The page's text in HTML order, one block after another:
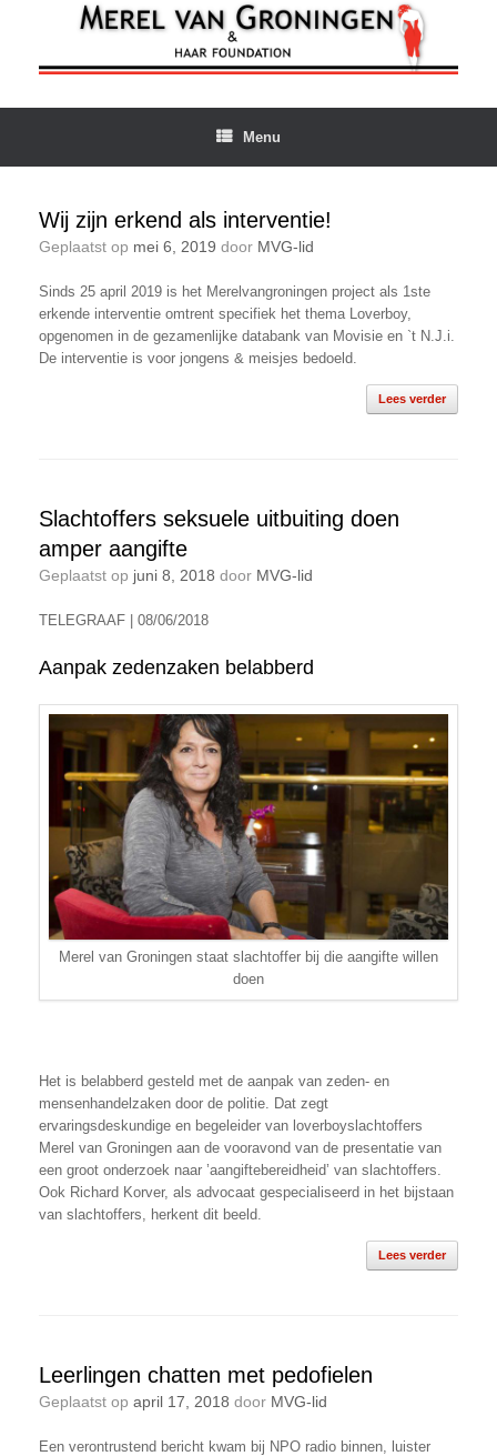
inhoud
Menu
Wij zijn erkend als interventie!
Geplaatst op mei 6, 2019 door MVG-lid
Sinds 25 april 2019 is het Merelvangroningen project als 1ste
erkende interventie omtrent specifiek het thema Loverboy,
opgenomen in de gezamenlijke databank van Movisie en `t N.J.i.
De interventie is voor jongens & meisjes bedoeld.
Lees verder
Slachtoffers seksuele uitbuiting doen
amper aangifte
Geplaatst op juni 8, 2018 door MVG-lid
TELEGRAAF | 08/06/2018
Aanpak zedenzaken belabberd
Merel van Groningen staat slachtoffer bij die aangifte willen
doen
Het is belabberd gesteld met de aanpak van zeden- en
mensenhandelzaken door de politie. Dat zegt
ervaringsdeskundige en begeleider van loverboyslachtoffers
Merel van Groningen aan de vooravond van de presentatie van
een groot onderzoek naar ’aangiftebereidheid’ van slachtoffers.
Ook Richard Korver, als advocaat gespecialiseerd in het bijstaan
van slachtoffers, herkent dit beeld.
Lees verder
Leerlingen chatten met pedofielen
Geplaatst op april 17, 2018 door MVG-lid
Een verontrustend bericht kwam bij NPO radio binnen, luister